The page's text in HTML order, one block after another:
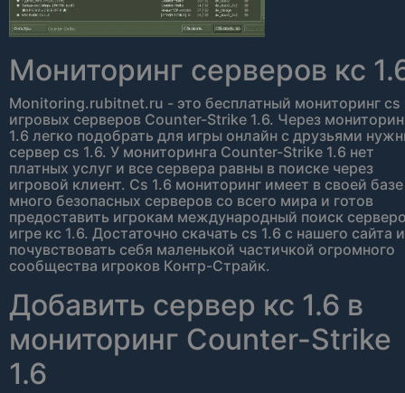
Clauddiu<3
S WAT
Lunetistul 2.0
01:39:35
easy4me
97 08:05
Мониторинг серверов кс
Monitoring.rubitnet.ru - это бесплатный мониторинг cs
игровых серверов Counter-Strike 1.6. Через
1.6 легко подобрать для игры онлайн с друзьями
сервер cs 1.6. У мониторинга Counter-Strike 1.6 нет
платных услуг и все сервера равны в поиске через
игровой клиент. Сs 1.6 мониторинг имеет в своей базе
много безопасных серверов со всего мира и готов
предоставить игрокам международный поиск
игре кс 1.6. Достаточно скачать cs 1.6 с нашего сайта и
почувствовать себя маленькой частичкой огромного
сообщества игроков Контр-Страйк.
Добавить сервер кс 1.6 в
мониторинг Counter-Strike
1.6